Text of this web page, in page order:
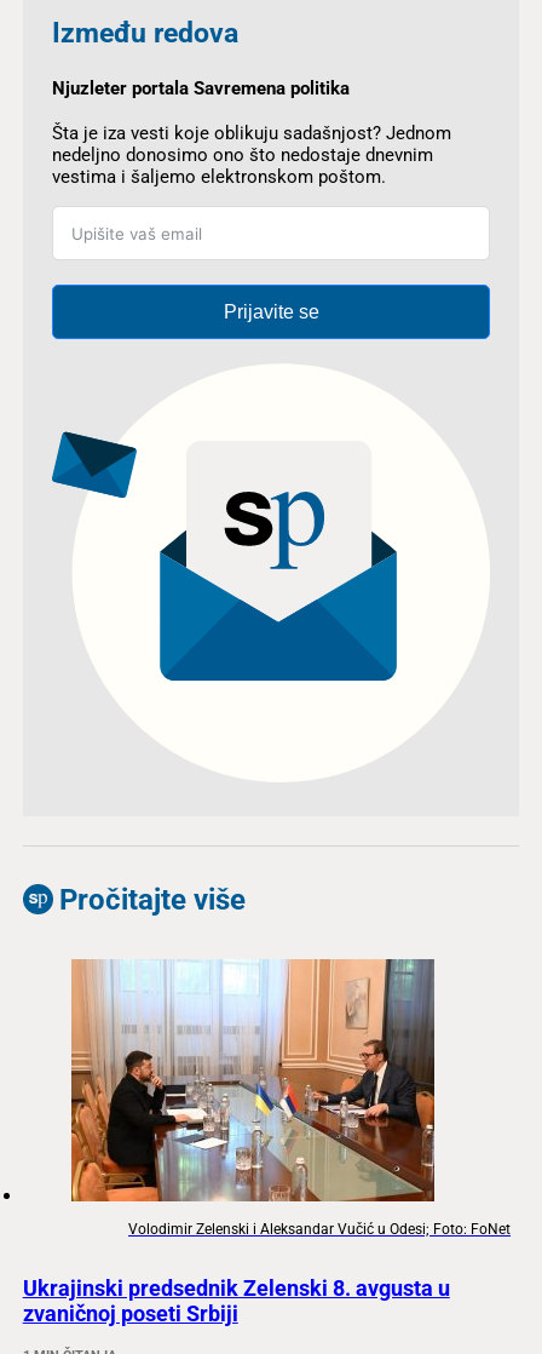
Između redova
Njuzleter portala Savremena politika
Šta je iza vesti koje oblikuju sadašnjost? Jednom
nedeljno donosimo ono što nedostaje dnevnim
vestima i šaljemo elektronskom poštom.
Prijavite se
Pročitajte više
Volodimir Zelenski i Aleksandar Vučić u Odesi; Foto: FoNet
Ukrajinski predsednik Zelenski 8. avgusta u
zvaničnoj poseti Srbiji